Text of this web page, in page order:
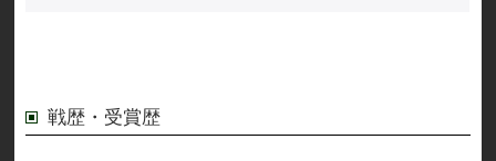
戦歴・受賞歴